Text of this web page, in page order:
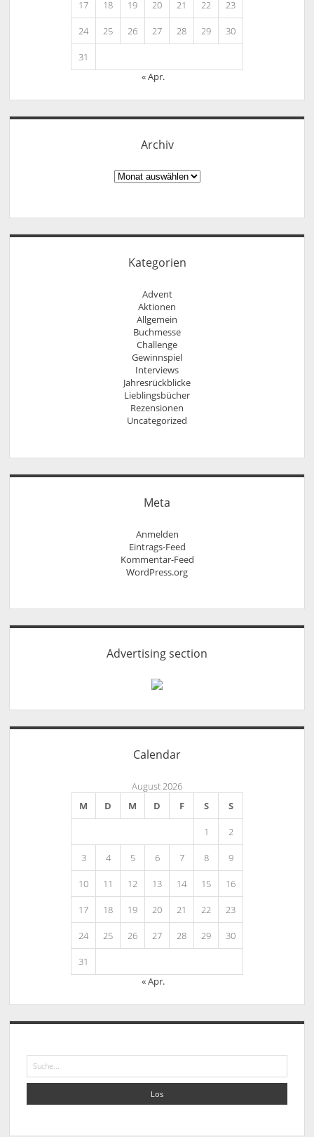
17 18 19 20 21 22 23
24 25 26 27 28 29 30
31
« Apr.
Archiv
Archiv
Kategorien
Advent
Aktionen
Allgemein
Buchmesse
Challenge
Gewinnspiel
Interviews
Jahresrückblicke
Lieblingsbücher
Rezensionen
Uncategorized
Meta
Anmelden
Eintrags-Feed
Kommentar-Feed
WordPress.org
Advertising section
Calendar
August 2026
M
D M D F S S
1 2
3 4 5 6 7 8 9
10 11 12 13 14 15 16
17 18 19 20 21 22 23
24 25 26 27 28 29 30
31
« Apr.